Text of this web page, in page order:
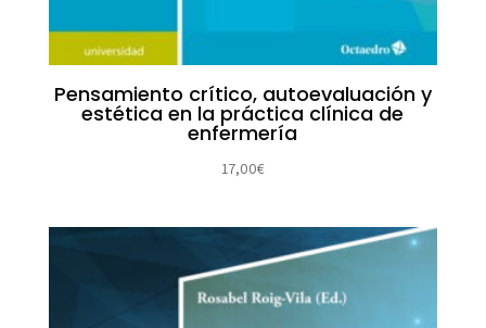
Pensamiento crítico, autoevaluación y
estética en la práctica clínica de
enfermería
17,00€